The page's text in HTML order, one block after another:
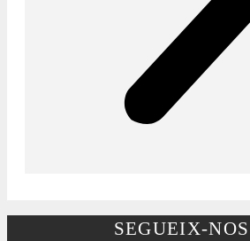
SEGUEIX-